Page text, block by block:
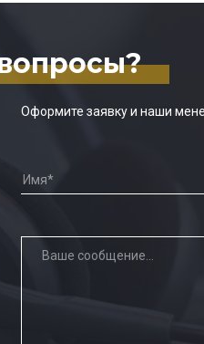
Оформите заявку и наши